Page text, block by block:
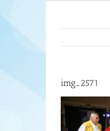
img_2571